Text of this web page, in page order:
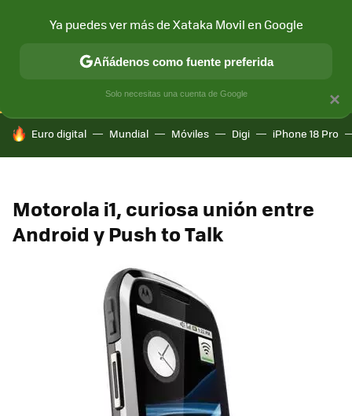
CONECTIVIDAD MÓVIL Y SOCIEDAD APLICACIONES
HOY SE HABLA DE
Euro digital Mundial Móviles Digi iPhone 18 Pro
Motorola i1, curiosa unión entre
Android y Push to Talk
×
Ya puedes ver más de Xataka Movil en Google
Añádenos como fuente preferida
Solo necesitas una cuenta de Google